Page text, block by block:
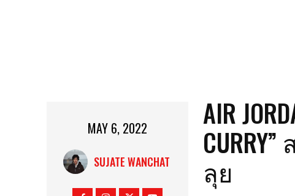
MAY 6, 2022
SUJATE WANCHAT
AIR
ลุย